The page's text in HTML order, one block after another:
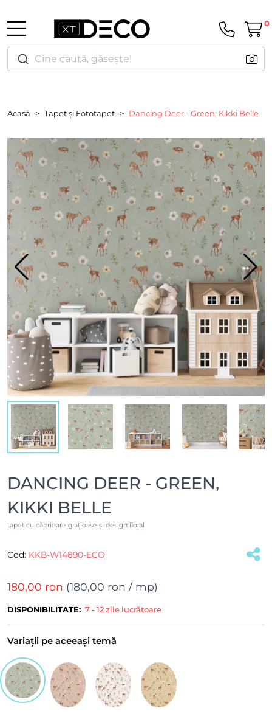
Cine caută, găsește!
0
Acasă Tapet și Fototapet Dancing Deer - Green, Kikki Belle
DANCING DEER - GREEN,
KIKKI BELLE
tapet cu căprioare grațioase și design floral
Cod: KKB-W14890-ECO
180,00 ron (180,00 ron / mp)
DISPONIBILITATE: 7 - 12 zile lucrătoare
Variații pe aceeași temă